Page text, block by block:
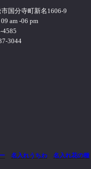
国分寺町新名1606-9
am -06 pm
4585
3044
名入れうちわ 名入れ花の種